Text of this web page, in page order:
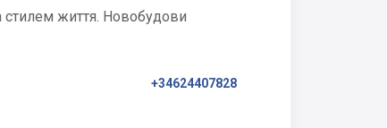
стилем життя. Новобудови
+34624407828